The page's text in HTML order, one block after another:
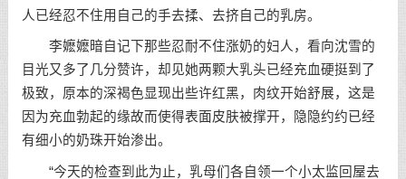
人已经忍不住用自己的手去揉、去挤自己的乳房。
李嬷嬷暗自记下那些忍耐不住涨奶的妇人，看向沈雪的
目光又多了几分赞许，却见她两颗大乳头已经充血硬挺到了
极致，原本的深褐色显现出些许红黑，肉纹开始舒展，这是
因为充血勃起的缘故而使得表面皮肤被撑开，隐隐约约已经
有细小的奶珠开始渗出。
“今天的检查到此为止，乳母们各自领一个小太监回屋去